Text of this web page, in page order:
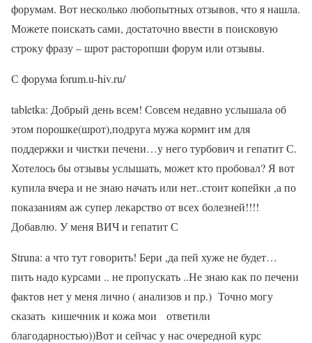
форумам. Вот несколько любопытных отзывов, что я нашла.
Можете поискать сами, достаточно ввести в поисковую
строку фразу – шрот расторопши форум или отзывы.
С форума forum.u-hiv.ru/
tabletka: Добрый день всем! Совсем недавно услышала об
этом порошке(шрот),подруга мужа кормит им для
поддержки и чистки печени…у него турбович и гепатит С.
Хотелось бы отзывы услышать, может кто пробовал? Я вот
купила вчера и не знаю начать или нет..стоит копейки ,а по
показаниям аж супер лекарство от всех болезней!!!!
Добавлю. У меня ВИЧ и гепатит С
Struna: а что тут говорить! Бери ,да пей хуже не будет…
пить надо курсами .. не пропускать ..Не знаю как по печени
фактов нет у меня лично ( анализов и пр.) Точно могу
сказать кишечник и кожа мои ответили
благодарностью))Вот и сейчас у нас очередной курс